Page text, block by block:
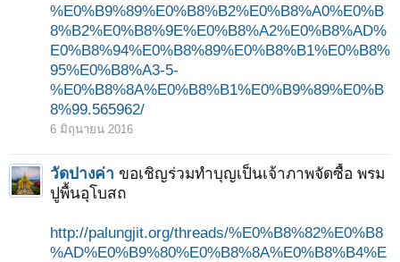
%E0%B9%89%E0%B8%B2%E0%B8%A0%E0%B
8%B2%E0%B8%9E%E0%B8%A2%E0%B8%AD%
E0%B8%94%E0%B8%89%E0%B8%B1%E0%B8%
95%E0%B8%A3-5-
%E0%B8%8A%E0%B8%B1%E0%B9%89%E0%B
8%99.565962/
6 มิถุนายน 2016
วัดปางค่า ขอเชิญร่วมทำบุญเป็นเจ้าภาพจัดซื้อ พรม
ปูพื้นอุโบสถ
http://palungjit.org/threads/%E0%B8%82%E0%B8
%AD%E0%B9%80%E0%B8%8A%E0%B8%B4%E